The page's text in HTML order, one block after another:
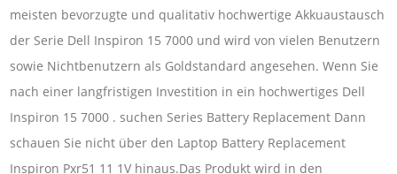
meisten bevorzugte und qualitativ hochwertige Akkuaustausch
der Serie Dell Inspiron 15 7000 und wird von vielen Benutzern
sowie Nichtbenutzern als Goldstandard angesehen. Wenn Sie
nach einer langfristigen Investition in ein hochwertiges Dell
Inspiron 15 7000 . suchen Series Battery Replacement Dann
schauen Sie nicht über den Laptop Battery Replacement
Inspiron Pxr51 11 1V hinaus.Das Produkt wird in den